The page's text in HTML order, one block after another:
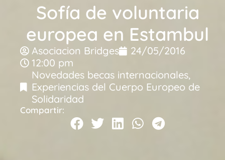
Sofía de voluntaria
europea en Estambul
Asociacion Bridges
24/05/2016
12:00 pm
Novedades becas internacionales,
Experiencias del Cuerpo Europeo de
Solidaridad
Compartir: